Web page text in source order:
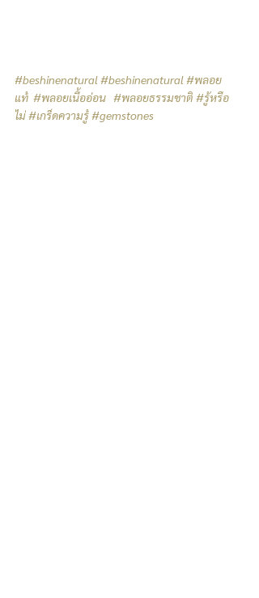
#beshinenatural#beshinenatural#พลอย
แท้ #พลอยเนื้ออ่อน #พลอยธรรมชาติ #รู้หรือ
ไม่#เกร็ดความรู้#gemstones